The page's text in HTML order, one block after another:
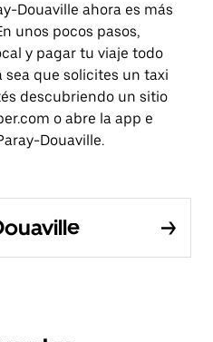
Douaville ahora es más
unos pocos pasos,
y pagar tu viaje todo
sea que solicites un taxi
descubriendo un sitio
o abre la app e
Douaville.